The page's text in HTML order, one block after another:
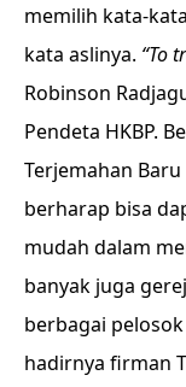
memilih kata-
kata aslinya. “To
Robinson
Pendeta HKBP.
Terjemahan
berharap bisa
mudah dalam
banyak juga
berbagai
hadirnya firman